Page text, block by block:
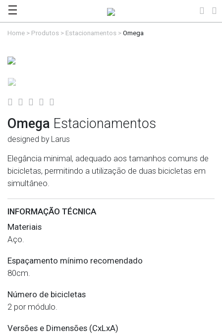
Home > Produtos > Estacionamentos >Omega
Omega Estacionamentos
designed by Larus
Elegância minimal, adequado aos tamanhos comuns de
bicicletas, permitindo a utilização de duas bicicletas em
simultâneo.
INFORMAÇÃO TÉCNICA
Materiais
Aço.
Espaçamento mínimo recomendado
80cm.
Número de bicicletas
2 por módulo.
Versões e Dimensões (CxLxA)